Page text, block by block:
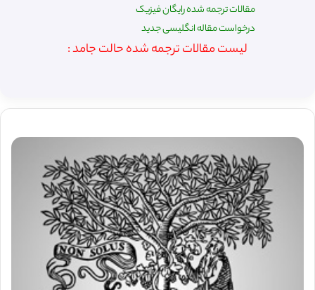
مقالات ترجمه شده رایگان فیزیک
درخواست مقاله انگلیسی جدید
لیست مقالات ترجمه شده حالت جامد :